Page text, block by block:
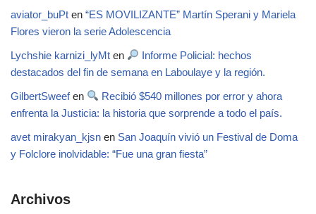
aviator_buPt en “ES MOVILIZANTE” Martín Sperani y Mariela
Flores vieron la serie Adolescencia
Lychshie karnizi_lyMt en
Informe Policial: hechos
destacados del fin de semana en Laboulaye y la región.
GilbertSweefen
Recibió $540 millones por error y ahora
enfrenta la Justicia: la historia que sorprende a todo el país.
avet mirakyan_kjsn en San Joaquín vivió un Festival de Doma
y Folclore inolvidable: “Fue una gran fiesta”
Archivos